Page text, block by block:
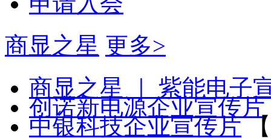
商显之星 更多>
商显之星 ｜ 紫能电子
创诺新电源企业宣传片
中银科技企业宣传片